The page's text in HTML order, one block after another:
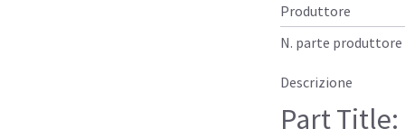
Produttore
N. parte produttore
Descrizione
Part